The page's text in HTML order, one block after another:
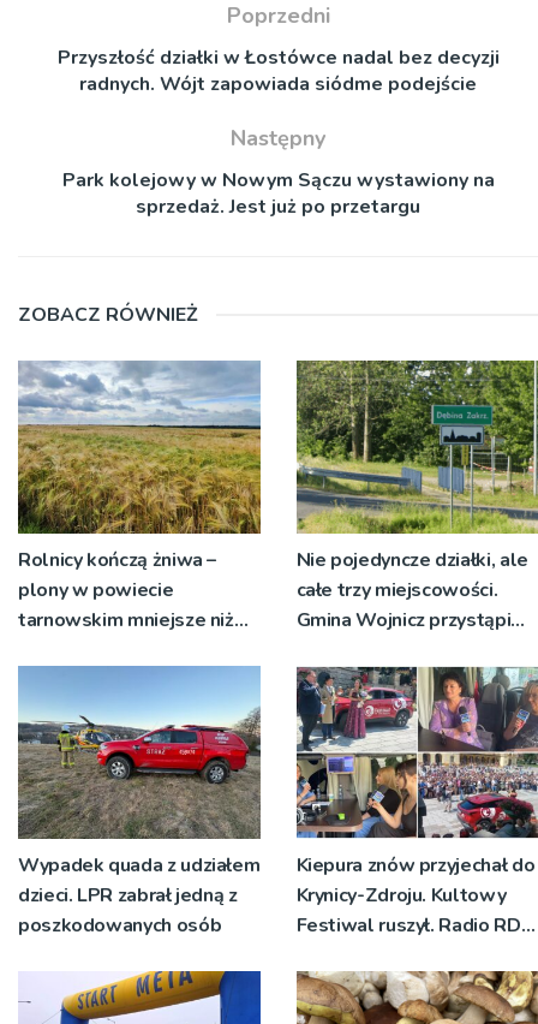
Poprzedni
Przyszłość działki w Łostówce nadal bez decyzji
radnych. Wójt zapowiada siódme podejście
Następny
Park kolejowy w Nowym Sączu wystawiony na
sprzedaż. Jest już po przetargu
ZOBACZ RÓWNIEŻ
Rolnicy kończą żniwa –
plony w powiecie
tarnowskim mniejsze niż
Nie pojedyncze działki, ale
całe trzy miejscowości.
Gmina Wojnicz przystąpi
planistycznych
Wypadek quada z udziałem
dzieci. LPR zabrał jedną z
poszkodowanych osób
Kiepura znów przyjechał do
Krynicy-Zdroju. Kultowy
Festiwal ruszył. Radio RDN
żywo [ZDJĘCIA]